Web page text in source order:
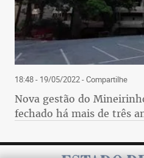
18:48 - 19/05/2022- Compartilhe
Nova gestão do
fechado há mais de três